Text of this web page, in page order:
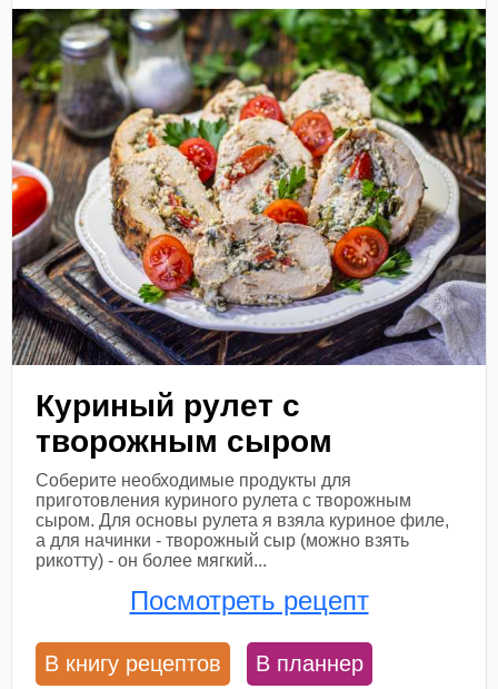
Куриный рулет с
творожным сыром
Соберите необходимые продукты для
приготовления куриного рулета с творожным
сыром. Для основы рулета я взяла куриное филе,
а для начинки - творожный сыр (можно взять
рикотту) - он более мягкий...
Посмотреть рецепт
В книгу рецептов В планнер